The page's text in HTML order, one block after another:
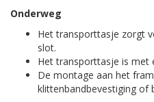
Onderweg
Het transporttasje zorgt
slot.
Het transporttasje is met
De montage aan het
klittenbandbevestiging of